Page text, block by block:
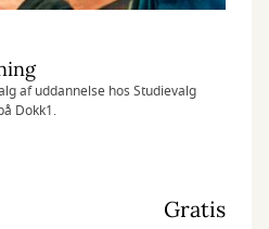
af uddannelse hos Studievalg
Dokk1.
Gratis